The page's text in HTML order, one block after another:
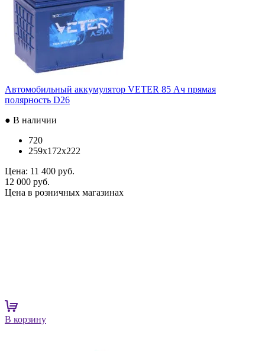
Автомобильный аккумулятор VETER 85 Ач прямая
полярность D26
● В наличии
720
259x172x222
Цена: 11 400 руб.
12 000 руб.
Цена в розничных магазинах
В корзину